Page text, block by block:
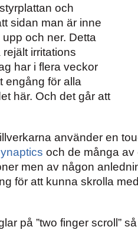
och
sidan man är inne
och ner. Detta
irritations
har i flera veckor
engång för alla
här. Och det går att
använder en
och de många av
men av någon
för att kunna skrolla
på ”two finger scroll”